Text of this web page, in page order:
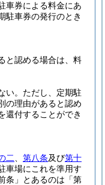
車券による料金にあ
駐車券の発行のとき
と認める場合は、料
い。 ただし、定期駐
の理由があると認め
還付することができ
二 第八条及び第十
車場にこれを準用す
条」とあるのは「第